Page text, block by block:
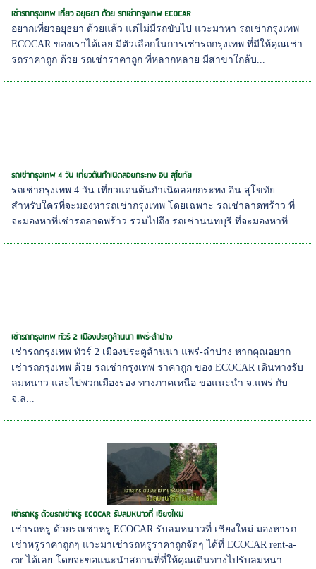
เช่ารถกรุงเทพ เที่ยว อยุธยา ด้วย รถเช่ากรุงเทพ ECOCAR
อยากเที่ยวอยุธยา ด้วยแล้ว แต่ไม่มีรถขับไป แวะมาหา รถเช่ากรุงเทพ
ECOCAR ของเราได้เลย มีตัวเลือกในการเช่ารถกรุงเทพ ที่มีให้คุณเช่า
รถราคาถูก ด้วย รถเช่าราคาถูก ที่หลากหลาย มีสาขาใกล้บ...
รถเช่ากรุงเทพ 4 วัน เที่ยวต้นกำเนิดลอยกระทง อิน สุโขทัย
รถเช่ากรุงเทพ 4 วัน เที่ยวแดนต้นกำเนิดลอยกระทง อิน สุโขทัย
สำหรับใครที่จะมองหารถเช่ากรุงเทพ โดยเฉพาะ รถเช่าลาดพร้าว ที่
จะมองหาที่เช่ารถลาดพร้าว รวมไปถึง รถเช่านนทบุรี ที่จะมองหาที่...
เช่ารถกรุงเทพ ทัวร์ 2 เมืองประตูล้านนา แพร่-ลำปาง
เช่ารถกรุงเทพ ทัวร์ 2 เมืองประตูล้านนา แพร่-ลำปาง หากคุณอยาก
เช่ารถกรุงเทพ ด้วย รถเช่ากรุงเทพ ราคาถูก ของ ECOCAR เดินทางรับ
ลมหนาว และไปพวกเมืองรอง ทางภาคเหนือ ขอแนะนำ จ.แพร่ กับ
จ.ล...
เช่ารถหรู ด้วยรถเช่าหรู ECOCAR รับลมหนาวที่ เชียงใหม่
เช่ารถหรู ด้วยรถเช่าหรู ECOCAR รับลมหนาวที่ เชียงใหม่ มองหารถ
เช่าหรูราคาถูกๆ แวะมาเช่ารถหรูราคาถูกจัดๆ ได้ที่ ECOCAR rent-a-
car ได้เลย โดยจะขอแนะนำสถานที่ที่ให้คุณเดินทางไปรับลมหนา...